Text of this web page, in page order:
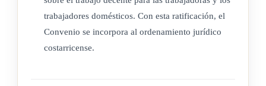
doméstico".
La Conferencia General de la Organización Internacional del
Trabajo:
trabajadores domésticos. Con esta ratificación, el
Convenio se incorpora al ordenamiento jurídico
costarricense.